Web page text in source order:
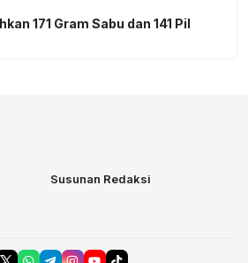
171 Gram Sabu dan 141 Pil
Susunan Redaksi